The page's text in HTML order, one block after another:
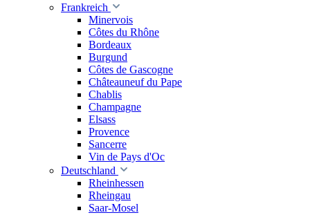
Frankreich
Minervois
Côtes du Rhône
Bordeaux
Burgund
Côtes de Gascogne
Châteauneuf du Pape
Chablis
Champagne
Elsass
Provence
Sancerre
Vin de Pays d'Oc
Deutschland
Rheinhessen
Rheingau
Saar-Mosel